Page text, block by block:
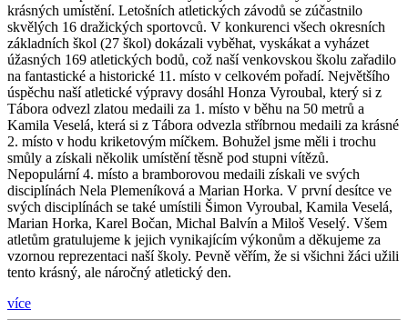
krásných umístění. Letošních atletických závodů se zúčastnilo
skvělých 16 dražických sportovců. V konkurenci všech okresních
základních škol (27 škol) dokázali vyběhat, vyskákat a vyházet
úžasných 169 atletických bodů, což naší venkovskou školu zařadilo
na fantastické a historické 11. místo v celkovém pořadí. Největšího
úspěchu naší atletické výpravy dosáhl Honza Vyroubal, který si z
Tábora odvezl zlatou medaili za 1. místo v běhu na 50 metrů a
Kamila Veselá, která si z Tábora odvezla stříbrnou medaili za krásné
2. místo v hodu kriketovým míčkem. Bohužel jsme měli i trochu
smůly a získali několik umístění těsně pod stupni vítězů.
Nepopulární 4. místo a bramborovou medaili získali ve svých
disciplínách Nela Plemeníková a Marian Horka. V první desítce ve
svých disciplínách se také umístili Šimon Vyroubal, Kamila Veselá,
Marian Horka, Karel Bočan, Michal Balvín a Miloš Veselý. Všem
atletům gratulujeme k jejich vynikajícím výkonům a děkujeme za
vzornou reprezentaci naší školy. Pevně věřím, že si všichni žáci užili
tento krásný, ale náročný atletický den.
více